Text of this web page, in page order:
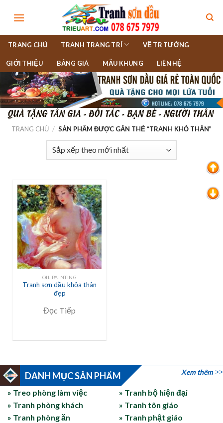
TRANG CHỦ TRANH TRANG TRÍ VẼ TR TƯỜNG
GIỚI THIỆU BẢNG GIÁ MẪU KHUNG LIÊN HỆ
TRANG CHỦ / SẢN PHẨM ĐƯỢC GẮN THẺ “TRANH KHỎ THÂN”
OIL PAINTING
Tranh sơn dầu khỏa thân
đẹp
Đọc Tiếp
DANH MỤC SẢN PHẨM Xem thêm
» Treo phòng làm việc
» Tranh phòng khách
» Tranh phòng ăn
» Tranh bộ hiện đại
» Tranh tôn giáo
» Tranh phật giáo